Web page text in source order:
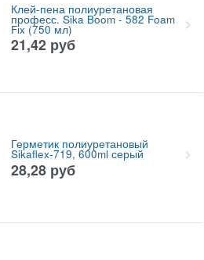
Клей-пена полиуретановая
професс. Sika Boom - 582 Foam
Fix (750 мл)
21,42 руб
Герметик полиуретановый
Sikaflex-719, 600ml серый
28,28 руб